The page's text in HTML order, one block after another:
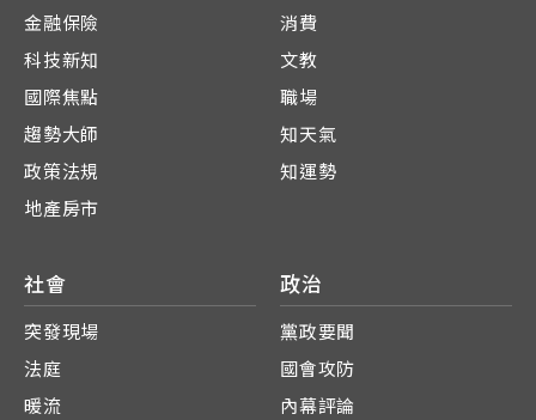
金融保險
科技新知
國際焦點
趨勢大師
政策法規
地產房市
消費
文教
職場
知天氣
知運勢
社會
突發現場
法庭
暖流
政治
黨政要聞
國會攻防
內幕評論